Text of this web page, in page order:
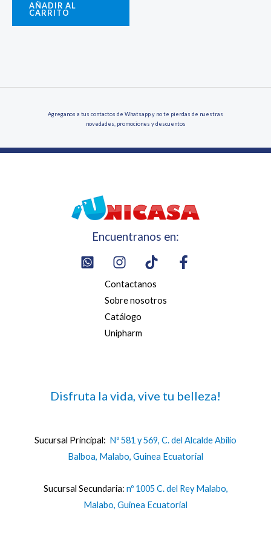
AÑADIR AL
CARRITO
Agreganos a tus contactos de Whatsapp y no te pierdas de nuestras
novedades, promociones y descuentos
Encuentranos en:
Contactanos
Sobre nosotros
Catálogo
Unipharm
Disfruta la vida, vive tu belleza!
Sucursal Principal: Nº 581 y 569, C. del Alcalde Abilio
Balboa, Malabo, Guinea Ecuatorial
Sucursal Secundaria: nº 1005 C. del Rey Malabo,
Malabo, Guinea Ecuatorial